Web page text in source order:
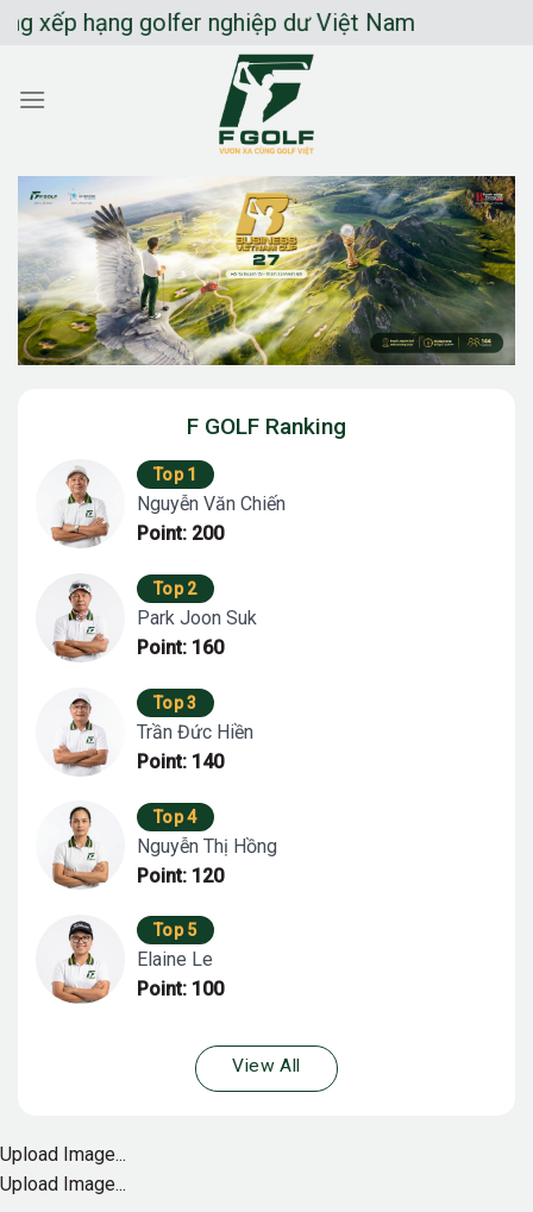
Chuyển
dung
hạng golfer nghiệp dư Việt Nam
F GOLF Ranking
Top 1
Nguyễn Văn Chiến
Point: 200
Top 2
Park Joon Suk
Point: 160
Top 3
Trần Đức Hiền
Point: 140
Top 4
Nguyễn Thị Hồng
Point: 120
Top 5
Elaine Le
Point: 100
View All
Upload Image...
Upload Image...